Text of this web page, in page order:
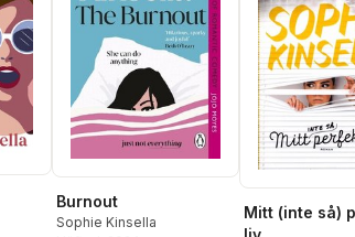
Burnout
Sophie Kinsella
Mitt (inte så)